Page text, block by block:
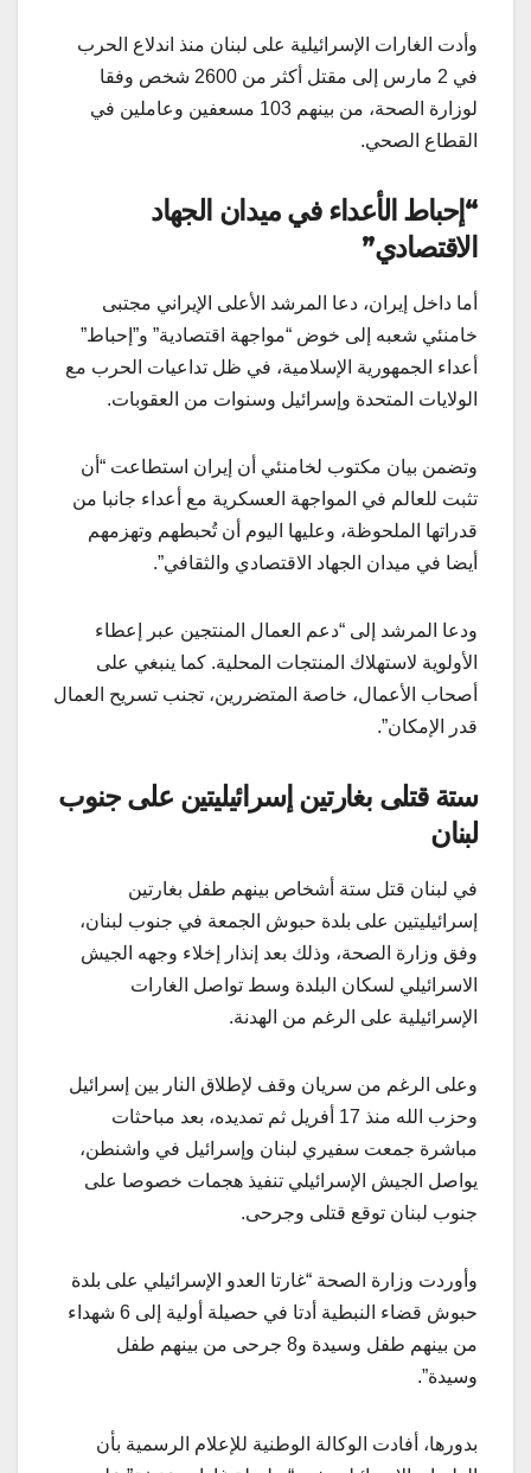
وأدت الغارات الإسرائيلية على لبنان منذ اندلاع الحرب
في 2 مارس إلى مقتل أكثر من 2600 شخص وفقا
لوزارة الصحة، من بينهم 103 مسعفين وعاملين في
القطاع الصحي.
“إحباط الأعداء في ميدان الجهاد
الاقتصادي”
أما داخل إيران، دعا المرشد الأعلى الإيراني مجتبى
خامنئي شعبه إلى خوض “مواجهة اقتصادية” و”إحباط”
أعداء الجمهورية الإسلامية، في ظل تداعيات الحرب مع
الولايات المتحدة وإسرائيل وسنوات من العقوبات.
وتضمن بيان مكتوب لخامنئي أن إيران استطاعت “أن
تثبت للعالم في المواجهة العسكرية مع أعداء جانبا من
قدراتها الملحوظة، وعليها اليوم أن تُحبطهم وتهزمهم
أيضا في ميدان الجهاد الاقتصادي والثقافي”.
ودعا المرشد إلى “دعم العمال المنتجين عبر إعطاء
الأولوية لاستهلاك المنتجات المحلية. كما ينبغي على
أصحاب الأعمال، خاصة المتضررين، تجنب تسريح العمال
قدر الإمكان”.
ستة قتلى بغارتين إسرائيليتين على جنوب
لبنان
في لبنان قتل ستة أشخاص بينهم طفل بغارتين
إسرائيليتين على بلدة حبوش الجمعة في جنوب لبنان،
وفق وزارة الصحة، وذلك بعد إنذار إخلاء وجهه الجيش
الاسرائيلي لسكان البلدة وسط تواصل الغارات
الإسرائيلية على الرغم من الهدنة.
وعلى الرغم من سريان وقف لإطلاق النار بين إسرائيل
وحزب الله منذ 17 أفريل ثم تمديده، بعد مباحثات
مباشرة جمعت سفيري لبنان وإسرائيل في واشنطن،
يواصل الجيش الإسرائيلي تنفيذ هجمات خصوصا على
جنوب لبنان توقع قتلى وجرحى.
وأوردت وزارة الصحة “غارتا العدو الإسرائيلي على بلدة
حبوش قضاء النبطية أدتا في حصيلة أولية إلى 6 شهداء
من بينهم طفل وسيدة و8 جرحى من بينهم طفل
وسيدة”.
بدورها، أفادت الوكالة الوطنية للإعلام الرسمية بأن